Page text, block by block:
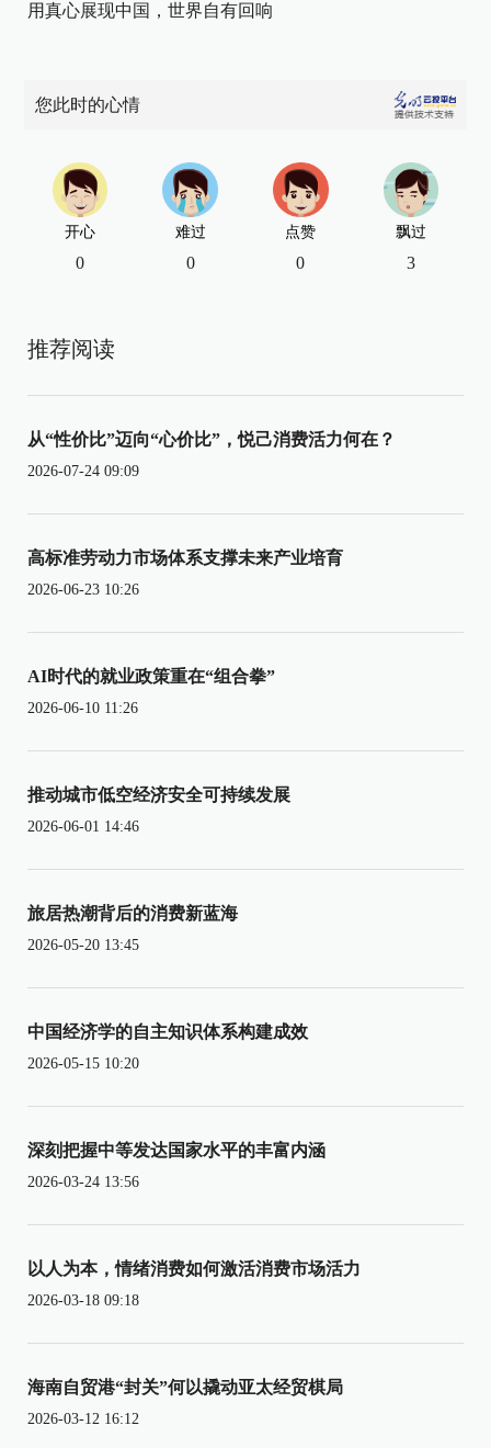
用真心展现中国，世界自有回响
您此时的心情
开心
0
难过
0
点赞
0
飘过
3
推荐阅读
从“性价比”迈向“心价比”，悦己消费活力何在？
2026-07-24 09:09
高标准劳动力市场体系支撑未来产业培育
2026-06-23 10:26
AI时代的就业政策重在“组合拳”
2026-06-10 11:26
推动城市低空经济安全可持续发展
2026-06-01 14:46
旅居热潮背后的消费新蓝海
2026-05-20 13:45
中国经济学的自主知识体系构建成效
2026-05-15 10:20
深刻把握中等发达国家水平的丰富内涵
2026-03-24 13:56
以人为本，情绪消费如何激活消费市场活力
2026-03-18 09:18
海南自贸港“封关”何以撬动亚太经贸棋局
2026-03-12 16:12